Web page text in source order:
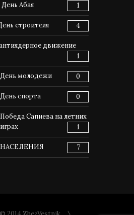
День Абая 1
строителя 4
антиядерное движение
1
День молодежи 0
спорта 0
Победа Сапиева на летних
1
7